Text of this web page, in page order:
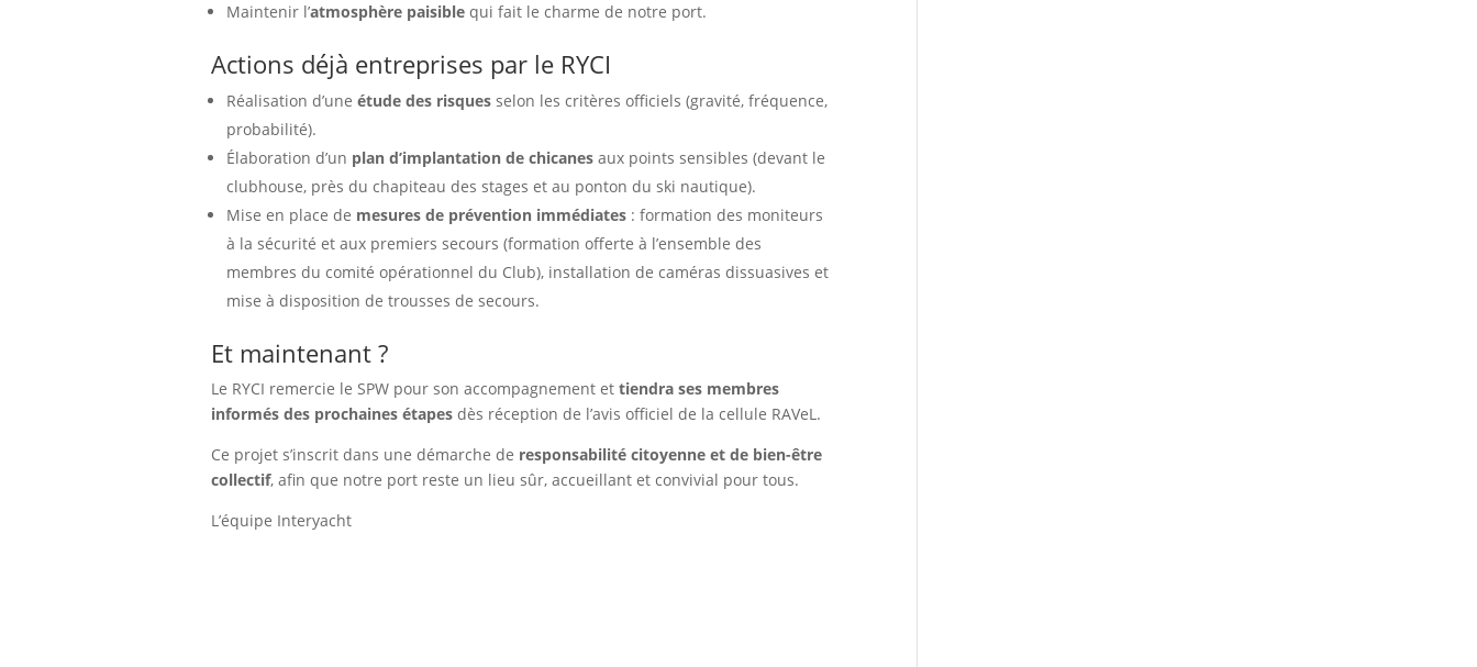
Maintenir l’atmosphère paisible qui fait le charme de notre port.
Actions déjà entreprises par le RYCI
Réalisation d’une étude des risques selon les critères officiels (gravité, fréquence,
probabilité).
Élaboration d’un plan d’implantation de chicanes aux points sensibles (devant le
clubhouse, près du chapiteau des stages et au ponton du ski nautique).
Mise en place de mesures de prévention immédiates : formation des moniteurs
à la sécurité et aux premiers secours (formation offerte à l’ensemble des
membres du comité opérationnel du Club), installation de caméras dissuasives et
mise à disposition de trousses de secours.
Et maintenant ?
Le RYCI remercie le SPW pour son accompagnement et tiendra ses membres
informés des prochaines étapes dès réception de l’avis officiel de la cellule RAVeL.
Ce projet s’inscrit dans une démarche de responsabilité citoyenne et de bien-être
collectif, afin que notre port reste un lieu sûr, accueillant et convivial pour tous.
L’équipe Interyacht